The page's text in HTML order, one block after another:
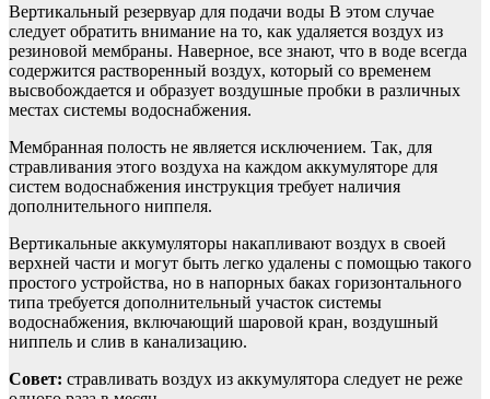
Вертикальный резервуар для подачи воды В этом случае
следует обратить внимание на то, как удаляется воздух из
резиновой мембраны. Наверное, все знают, что в воде всегда
содержится растворенный воздух, который со временем
высвобождается и образует воздушные пробки в различных
местах системы водоснабжения.
Мембранная полость не является исключением. Так, для
стравливания этого воздуха на каждом аккумуляторе для
систем водоснабжения инструкция требует наличия
дополнительного ниппеля.
Вертикальные аккумуляторы накапливают воздух в своей
верхней части и могут быть легко удалены с помощью такого
простого устройства, но в напорных баках горизонтального
типа требуется дополнительный участок системы
водоснабжения, включающий шаровой кран, воздушный
ниппель и слив в канализацию.
Совет: стравливать воздух из аккумулятора следует не реже